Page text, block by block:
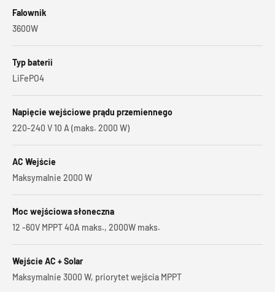
Falownik
3600W
Typ baterii
LiFePO4
Napięcie wejściowe prądu przemiennego
220-240 V 10 A (maks. 2000 W)
AC Wejście
Maksymalnie 2000 W
Moc wejściowa słoneczna
12 -60V MPPT 40A maks., 2000W maks.
Wejście AC + Solar
Maksymalnie 3000 W, priorytet wejścia MPPT